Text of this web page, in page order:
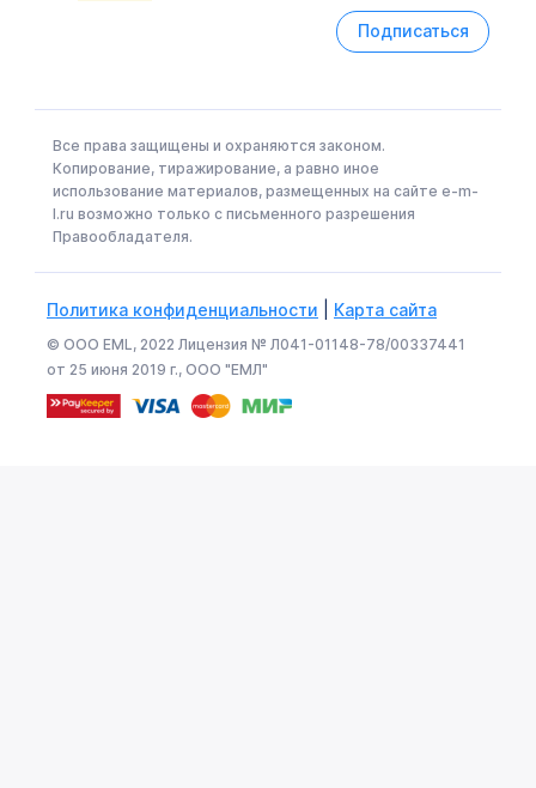
Подписаться
Все права защищены и охраняются законом.
Копирование, тиражирование, а равно иное
использование материалов, размещенных на сайте e-m-
l.ru возможно только с письменного разрешения
Правообладателя.
Политика конфиденциальности Карта сайта
© ООО EML, 2022 Лицензия № Л041-01148-78/00337441
от 25 июня 2019 г., ООО "ЕМЛ"